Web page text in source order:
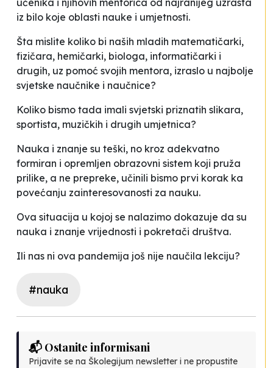
učenika i njihovih mentorica od najranijeg uzrasta
iz bilo koje oblasti nauke i umjetnosti.
Šta mislite koliko bi naših mladih matematičarki,
fizičara, hemičarki, biologa, informatičarki i
drugih, uz pomoć svojih mentora, izraslo u najbolje
svjetske naučnike i naučnice?
Koliko bismo tada imali svjetski priznatih slikara,
sportista, muzičkih i drugih umjetnica?
Nauka i znanje su teški, no kroz adekvatno
formiran i opremljen obrazovni sistem koji pruža
prilike, a ne prepreke, učinili bismo prvi korak ka
povećanju zainteresovanosti za nauku.
Ova situacija u kojoj se nalazimo dokazuje da su
nauka i znanje vrijednosti i pokretači društva.
Ili nas ni ova pandemija još nije naučila lekciju?
#nauka
📬 Ostanite informisani
Prijavite se na Školegijum newsletter i ne propustite